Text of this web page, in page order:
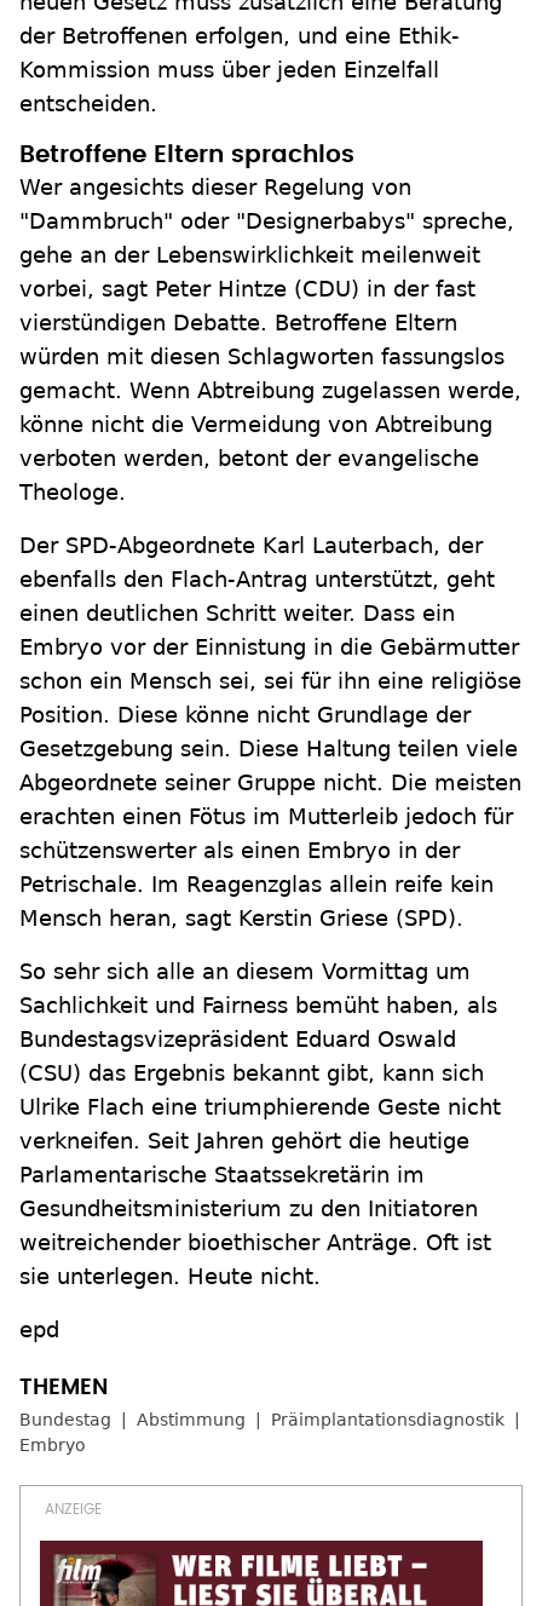
der Betroffenen erfolgen, und eine Ethik-
Kommission muss über jeden Einzelfall
entscheiden.
Betroffene Eltern sprachlos
Wer angesichts dieser Regelung von
"Dammbruch" oder "Designerbabys" spreche,
gehe an der Lebenswirklichkeit meilenweit
vorbei, sagt Peter Hintze (CDU) in der fast
vierstündigen Debatte. Betroffene Eltern
würden mit diesen Schlagworten fassungslos
gemacht. Wenn Abtreibung zugelassen werde,
könne nicht die Vermeidung von Abtreibung
verboten werden, betont der evangelische
Theologe.
Der SPD-Abgeordnete Karl Lauterbach, der
ebenfalls den Flach-Antrag unterstützt, geht
einen deutlichen Schritt weiter. Dass ein
Embryo vor der Einnistung in die Gebärmutter
schon ein Mensch sei, sei für ihn eine religiöse
Position. Diese könne nicht Grundlage der
Gesetzgebung sein. Diese Haltung teilen viele
Abgeordnete seiner Gruppe nicht. Die meisten
erachten einen Fötus im Mutterleib jedoch für
schützenswerter als einen Embryo in der
Petrischale. Im Reagenzglas allein reife kein
Mensch heran, sagt Kerstin Griese (SPD).
So sehr sich alle an diesem Vormittag um
Sachlichkeit und Fairness bemüht haben, als
Bundestagsvizepräsident Eduard Oswald
(CSU) das Ergebnis bekannt gibt, kann sich
Ulrike Flach eine triumphierende Geste nicht
verkneifen. Seit Jahren gehört die heutige
Parlamentarische Staatssekretärin im
Gesundheitsministerium zu den Initiatoren
weitreichender bioethischer Anträge. Oft ist
sie unterlegen. Heute nicht.
epd
Bundestag Abstimmung
Präimplantationsdiagnostik
Embryo